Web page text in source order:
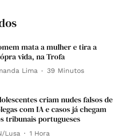
mata a mulher e tira a
vida, na Trofa
Lima 39 Minutos
criam nudes falsos de
com IA e casos já chegam
tribunais portugueses
Lusa 1 Hora